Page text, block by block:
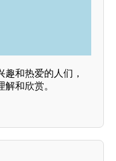
和热爱的人们，
和欣赏。